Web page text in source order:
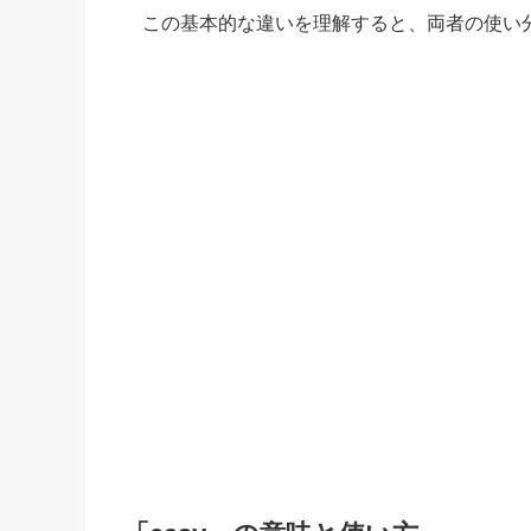
この基本的な違いを理解すると、両者の使い